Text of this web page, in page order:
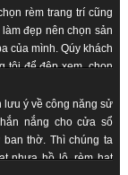
rèm trang trí cũng
đẹp nên chọn sản
của mình. Qúy khách
tôi để đệp xem, chọn
viên lâu năm trong
được sử dụng sản
lưu ý về công năng sử
nắng cho cửa sổ
thờ. Thì chúng ta
nhựa hồ lô, rèm hạt